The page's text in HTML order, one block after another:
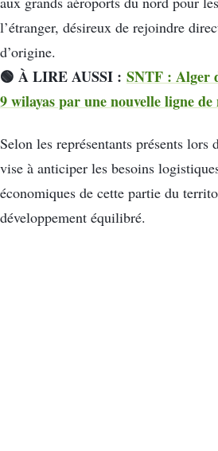
l’étranger, désireux de rejoindre
d’origine.
🟢 À LIRE AUSSI : SNTF : Alger
9 wilayas par une nouvelle ligne
Selon les représentants présents lors
vise à anticiper les besoins
économiques de cette partie du
développement équilibré.